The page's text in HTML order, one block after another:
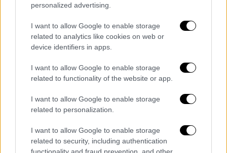
personalized advertising.
I want to allow Google to enable storage
related to analytics like cookies on web or
device identifiers in apps.
I want to allow Google to enable storage
related to functionality of the website or app.
I want to allow Google to enable storage
related to personalization.
I want to allow Google to enable storage
related to security, including authentication
functionality and fraud prevention, and other
Στο διάστημα ο δορυφόρος της
Τουρκίας «FGN-100-D1»